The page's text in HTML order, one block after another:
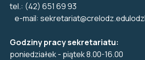
tel.: (42) 651 69 93
e-mail:
Godziny pracy sekretariatu:
poniedziałek - piątek 8.00-16.00